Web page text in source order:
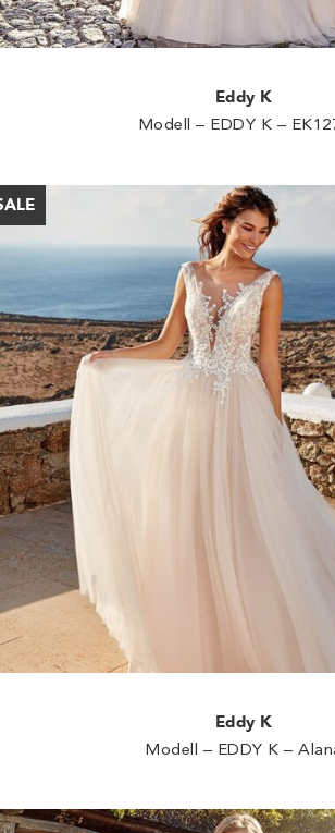
Eddy K
Modell – EDDY K –
Eddy K
Modell – EDDY K –